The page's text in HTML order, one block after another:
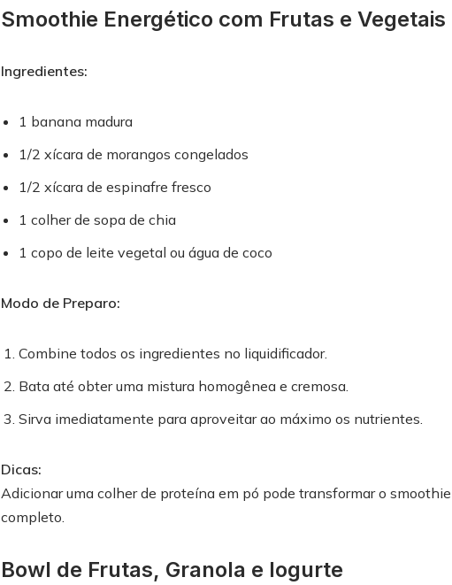
Smoothie Energético com Frutas e Vegetais
Ingredientes:
1 banana madura
1/2 xícara de morangos congelados
1/2 xícara de espinafre fresco
1 colher de sopa de chia
1 copo de leite vegetal ou água de coco
Modo de Preparo:
Combine todos os ingredientes no liquidificador.
Bata até obter uma mistura homogênea e cremosa.
Sirva imediatamente para aproveitar ao máximo os nutrientes.
Dicas:
Adicionar uma colher de proteína em pó pode transformar o
completo.
Bowl de Frutas, Granola e Iogurte